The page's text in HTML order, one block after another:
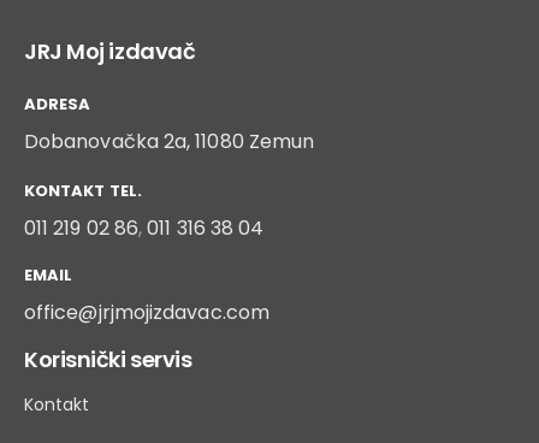
JRJ Moj izdavač
ADRESA
Dobanovačka 2a, 11080 Zemun
KONTAKT TEL.
011 219 02 86,011 316 38 04
EMAIL
office@jrjmojizdavac.com
Korisnički servis
Kontakt